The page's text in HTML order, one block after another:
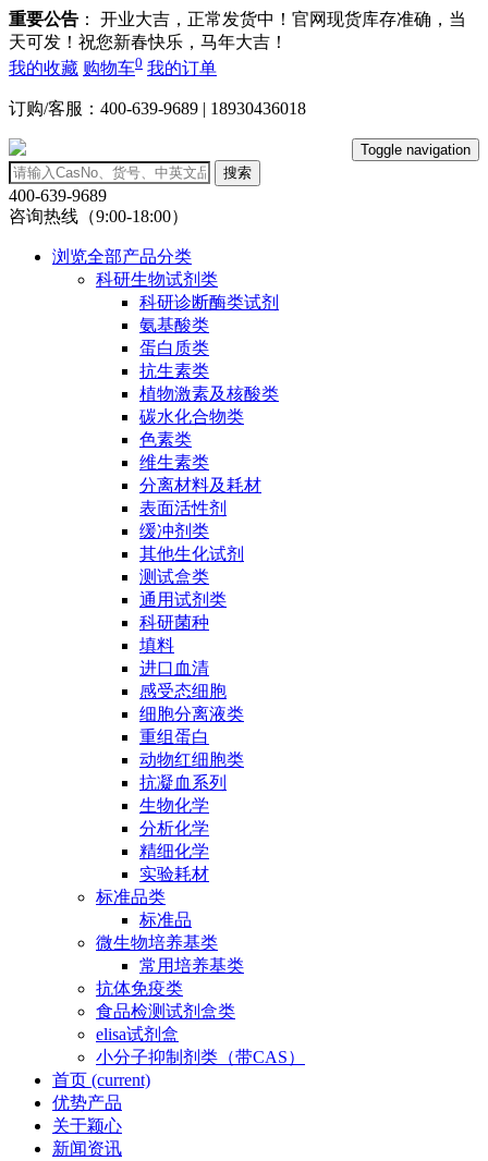
重要公告 ： 开业大吉，正常发货中！官网现货库存准确，当
天可发！祝您新春快乐，马年大吉！
我的收藏 购物车0 我的订单
订购/客服：400-639-9689 | 18930436018
Toggle navigation
搜索
400-639-9689
咨询热线（9:00-18:00）
浏览全部产品分类
科研生物试剂类
科研诊断酶类试剂
氨基酸类
蛋白质类
抗生素类
植物激素及核酸类
碳水化合物类
色素类
维生素类
分离材料及耗材
表面活性剂
缓冲剂类
其他生化试剂
测试盒类
通用试剂类
科研菌种
填料
进口血清
感受态细胞
细胞分离液类
重组蛋白
动物红细胞类
抗凝血系列
生物化学
分析化学
精细化学
实验耗材
标准品类
标准品
微生物培养基类
常用培养基类
抗体免疫类
食品检测试剂盒类
elisa试剂盒
小分子抑制剂类（带CAS）
首页 (current)
优势产品
关于颖心
新闻资讯